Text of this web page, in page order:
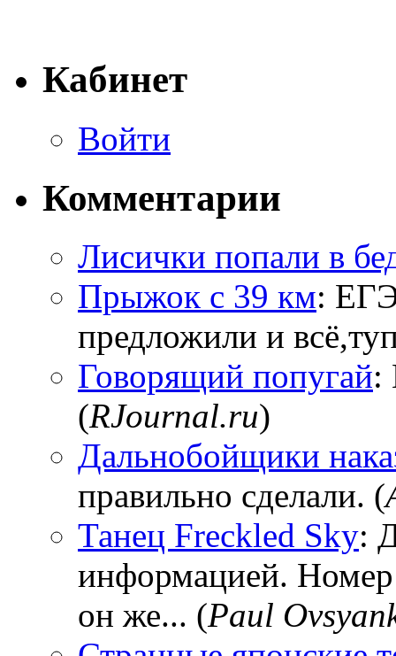
Кабинет
Войти
Комментарии
Лисички попали в
Прыжок с 39 км:
предложили и
Говорящий попугай:
(RJournal.ru)
Дальнобойщики
правильно сделали. (
Танец Freckled Sky:
информацией.
он же... (Paul